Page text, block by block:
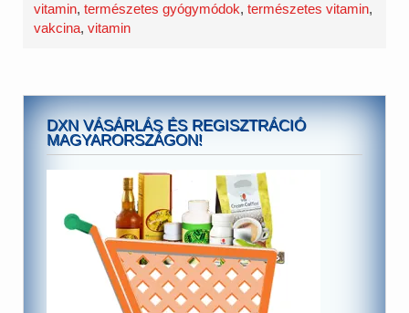
vitamin,természetes gyógymódok,természetes vitamin,
vakcina,vitamin
DXN VÁSÁRLÁS ÉS REGISZTRÁCIÓ
MAGYARORSZÁGON!